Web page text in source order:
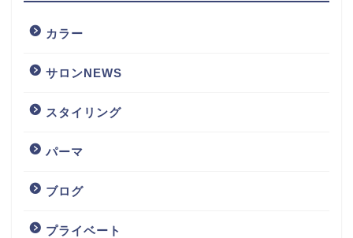
カラー
サロンNEWS
スタイリング
パーマ
ブログ
プライベート